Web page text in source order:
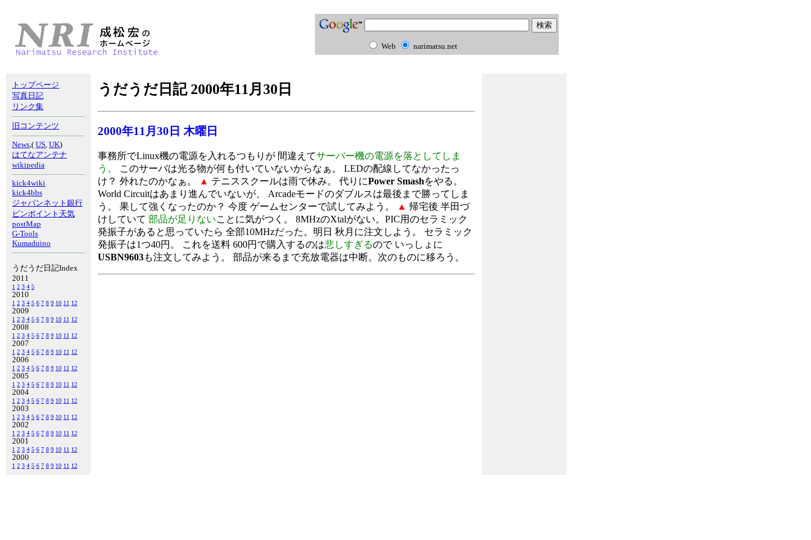
Web narimatsu.net
トップページ
写真日記
リンク集
旧コンテンツ
News,( US, UK)
はてなアンテナ
wikipedia
kick4wiki
kick4bbs
ジャパンネット銀行
ピンポイント天気
postMap
G-Tools
Kumaduino
うだうだ日記Index
2011
1 2 3 4 5
2010
1 2 3 4 5 6 7 8 9 10 11 12
2009
1 2 3 4 5 6 7 8 9 10 11 12
2008
1 2 3 4 5 6 7 8 9 10 11 12
2007
1 2 3 4 5 6 7 8 9 10 11 12
2006
1 2 3 4 5 6 7 8 9 10 11 12
2005
1 2 3 4 5 6 7 8 9 10 11 12
2004
1 2 3 4 5 6 7 8 9 10 11 12
2003
1 2 3 4 5 6 7 8 9 10 11 12
2002
1 2 3 4 5 6 7 8 9 10 11 12
2001
1 2 3 4 5 6 7 8 9 10 11 12
2000
1 2 3 4 5 6 7 8 9 10 11 12
うだうだ日記 2000年11月30日
2000年11月30日 木曜日
事務所でLinux機の電源を入れるつもりが 間違えてサーバー機の電源を落としてしま
う。
このサーバは光る物が何も付いていないからなぁ。 LEDの配線してなかったっ
け？ 外れたのかなぁ。
▲ テニススクールは雨で休み。 代りにPower Smashをやる。
World Circuitはあまり進んでいないが、 Arcadeモードのダブルスは最後まで勝ってしま
う。 果して強くなったのか？ 今度 ゲームセンターで試してみよう。
▲ 帰宅後 半田づ
けしていて 部品が足りないことに気がつく。 8MHzのXtalがない。PIC用のセラミック
発振子があると思っていたら 全部10MHzだった。明日 秋月に注文しよう。 セラミック
発振子は1つ40円。 これを送料 600円で購入するのは悲しすぎるので いっしょに
USBN9603も注文してみよう。 部品が来るまで充放電器は中断。次のものに移ろう。